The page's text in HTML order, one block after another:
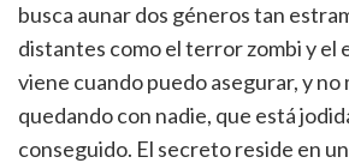
busca aunar dos géneros tan
distantes como el terror zombi y el
viene cuando puedo asegurar, y no
quedando con nadie, que está
conseguido. El secreto reside en